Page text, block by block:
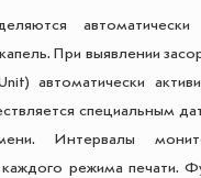
автоматически
При выявлении
автоматически
специальным
Интервалы
режима печати.